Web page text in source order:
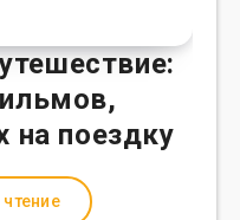
на поездку